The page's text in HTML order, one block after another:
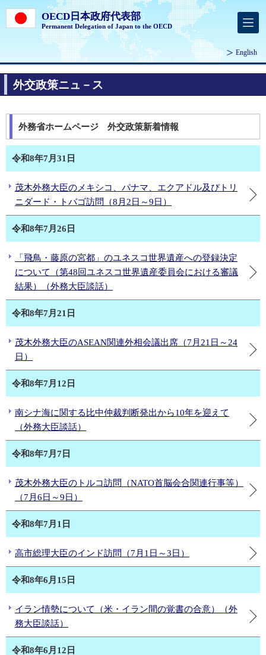
OECD日本政府代表部
Permanent Delegation of Japan to the OECD
English
外交政策ニュ－ス
外務省ホームページ 外交政策新着情報
令和8年7月31日
茂木外務大臣のメキシコ、パナマ、エクアドル及びトリ
ニダード・トバゴ訪問（8月2日～9日）
令和8年7月26日
「飛鳥・藤原の宮都」のユネスコ世界遺産への登録決定
について（第48回ユネスコ世界遺産委員会における審議
結果）（外務大臣談話）
令和8年7月21日
茂木外務大臣のASEAN関連外相会議出席（7月21日～24
日）
令和8年7月12日
南シナ海に関する比中仲裁判断発出から10年を迎えて
（外務大臣談話）
令和8年7月7日
茂木外務大臣のトルコ訪問（NATO首脳会合関連行事等）
（7月6日～9日）
令和8年7月1日
高市総理大臣のインド訪問（7月1日～3日）
令和8年6月15日
イラン情勢について（米・イラン間の覚書の合意）（外
務大臣談話）
令和8年6月12日